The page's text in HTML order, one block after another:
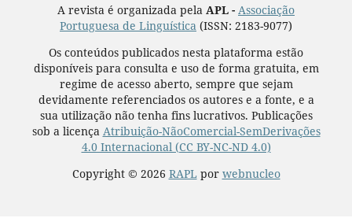
A revista é organizada pela APL - Associação
Portuguesa de Linguística (ISSN: 2183-9077)
Os conteúdos publicados nesta plataforma estão
disponíveis para consulta e uso de forma gratuita, em
regime de acesso aberto, sempre que sejam
devidamente referenciados os autores e a fonte, e a
sua utilização não tenha fins lucrativos. Publicações
sob a licença Atribuição-NãoComercial-SemDerivações
4.0 Internacional (CC BY-NC-ND 4.0)
Copyright © 2026 RAPL por webnucleo